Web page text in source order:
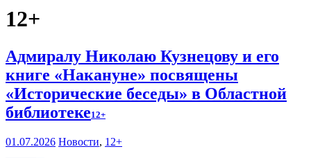
12+
Адмиралу Николаю Кузнецову и его
книге «Накануне» посвящены
«Исторические беседы» в Областной
библиотеке12+
01.07.2026 Новости, 12+